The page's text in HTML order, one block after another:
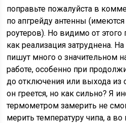
поправьте пожалуйста в
по апгрейду антенны
роутеров). Но видимо от этого
как реализация затруднена.
пишут много о значительном
работе, особенно при
до отключения или выхода из
он греется, но как сильно? Я
термометром замерить не
мерить температуру чипа, а